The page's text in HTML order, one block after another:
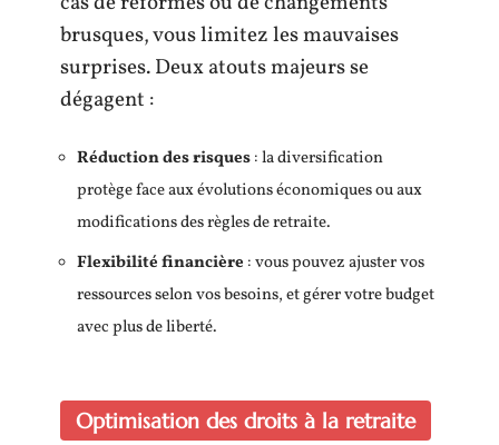
brusques, vous limitez les mauvaises
surprises. Deux atouts majeurs se
dégagent :
Réduction des risques: la diversification
protège face aux évolutions économiques ou aux
modifications des règles de retraite.
Flexibilité financière : vous pouvez ajuster vos
ressources selon vos besoins, et gérer votre budget
avec plus de liberté.
Optimisation des droits à la retraite